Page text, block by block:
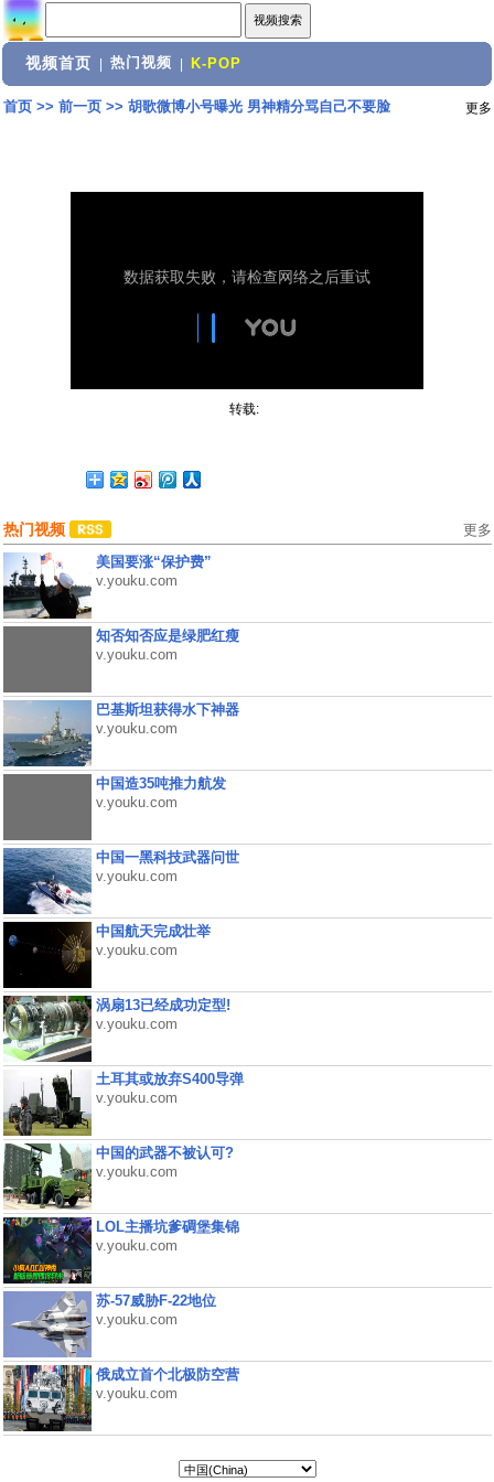
视频首页 热门视频 K-POP
首页>> 前一页>> 胡歌微博小号曝光 男神精分骂自己不要脸 更多
转载:
热门视频 更多
美国要涨“保护费”
v.youku.com
知否知否应是绿肥红瘦
v.youku.com
巴基斯坦获得水下神器
v.youku.com
中国造35吨推力航发
v.youku.com
中国一黑科技武器问世
v.youku.com
中国航天完成壮举
v.youku.com
涡扇13已经成功定型!
v.youku.com
土耳其或放弃S400导弹
v.youku.com
中国的武器不被认可?
v.youku.com
LOL主播坑爹碉堡集锦
v.youku.com
苏-57威胁F-22地位
v.youku.com
俄成立首个北极防空营
v.youku.com